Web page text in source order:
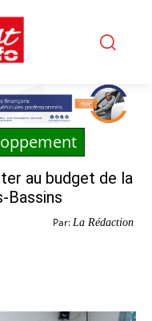
au budget de la
Bassins
Par: La Rédaction